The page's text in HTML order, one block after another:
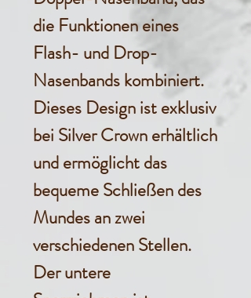
die Funktionen eines
Flash- und Drop-
Nasenbands kombiniert.
Dieses Design ist exklusiv
bei Silver Crown erhältlich
und ermöglicht das
bequeme Schließen des
Mundes an zwei
verschiedenen Stellen.
Der untere